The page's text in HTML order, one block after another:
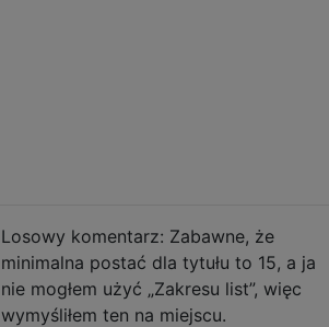
Losowy komentarz: Zabawne, że
minimalna postać dla tytułu to 15, a ja
nie mogłem użyć „Zakresu list”, więc
wymyśliłem ten na miejscu.